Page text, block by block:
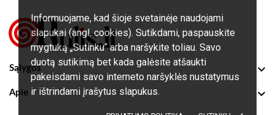
Informuojame, kad šioje svetainėje naudojami
slapukai (angl. cookies). Sutikdami, paspauskite
mygtuką „Sutinku“ arba naršykite toliau. Savo
duotą sutikimą bet kada galėsite atšaukti
pakeisdami savo interneto naršyklės nustatymus
ir ištrindami įrašytus slapukus.
Sąlygos 
Apie 